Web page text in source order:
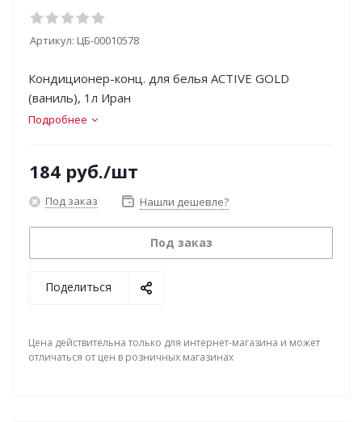
Артикул: ЦБ-00010578
Кондиционер-конц. для белья ACTIVE GOLD
(ваниль), 1л Иран
Подробнее
184 руб./шт
Под заказ Нашли дешевле?
Под заказ
Поделиться
Цена действительна только для интернет-магазина и может
отличаться от цен в розничных магазинах